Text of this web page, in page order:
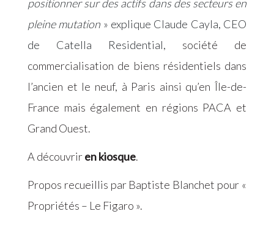
positionner sur des actifs dans des secteurs en
pleine mutation » explique Claude Cayla, CEO
de Catella Residential, société de
commercialisation de biens résidentiels dans
l’ancien et le neuf, à Paris ainsi qu’en Île-de-
France mais également en régions PACA et
Grand Ouest.
A découvriren kiosque.
Propos recueillis par Baptiste Blanchet pour «
Propriétés – Le Figaro ».